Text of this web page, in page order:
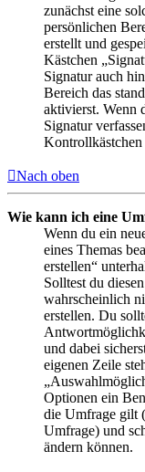
zunächst eine
persönlichen
erstellt und
Kästchen
Signatur auch
Bereich das
aktivierst. Wenn
Signatur
Kontrollkästchen
Nach oben
Wie kann ich eine
Wenn du ein
eines Themas
erstellen“
Solltest du
wahrscheinlich
erstellen. Du
und dabei
eigenen Zeile
Optionen ein
die Umfrage gilt
Umfrage) und
ändern können.